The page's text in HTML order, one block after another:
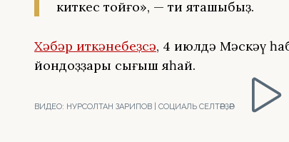
киткес тойғо», — ти яҡташыбыҙ.
Хәбәр иткәнебеҙсә, 4 июлдә Мәскәү
йондоҙҙары сығыш яһай.
ВИДЕО: НУРСОЛТАН ЗАРИПОВ | СОЦИАЛЬ СЕЛТӘРҘӘР